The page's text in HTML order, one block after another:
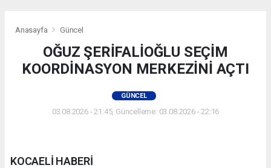
Anasayfa Güncel
OĞUZ ŞERİFALİOĞLU SEÇİM
KOORDİNASYON MERKEZİNİ AÇTI
GÜNCEL
03.08.2026 - 21:45, Güncelleme: 03.08.2026 - 22:16
KOCAELİ HABERİ